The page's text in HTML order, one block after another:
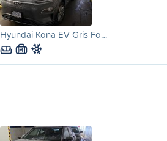
Hyundai Kona EV Gris Fo…
M